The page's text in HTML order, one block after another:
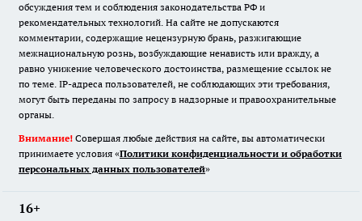
обсуждения тем и соблюдения законодательства РФ и
рекомендательных технологий. На сайте не допускаются
комментарии, содержащие нецензурную брань, разжигающие
межнациональную рознь, возбуждающие ненависть или вражду, а
равно унижение человеческого достоинства, размещение ссылок не
по теме. IP-адреса пользователей, не соблюдающих эти требования,
могут быть переданы по запросу в надзорные и правоохранительные
органы.
Внимание! Совершая любые действия на сайте, вы автоматически
принимаете условия «Политики конфиденциальности и обработки
персональных данных пользователей»
16+